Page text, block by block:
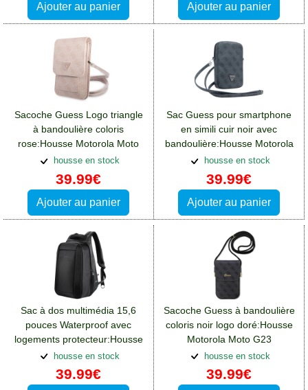
Ajouter au panier Ajouter au panier
Sacoche Guess Logo triangle
à bandoulière coloris
rose:Housse Motorola Moto
G23
housse en stock
39.99€
Ajouter au panier
Sac Guess pour smartphone
en simili cuir noir avec
bandoulière:Housse Motorola
Moto G23
housse en stock
39.99€
Ajouter au panier
Sac à dos multimédia 15,6
pouces Waterproof avec
logements protecteur:Housse
Motorola Moto G23
housse en stock
39.99€
Sacoche Guess à bandoulière
coloris noir logo doré:Housse
Motorola Moto G23
housse en stock
39.99€